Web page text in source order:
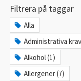
Filtrera på taggar
Alla
Administrativa
Alkohol (1)
Allergener (7)